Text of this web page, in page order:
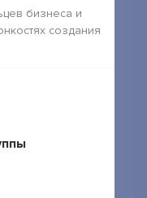
бизнеса и
создания